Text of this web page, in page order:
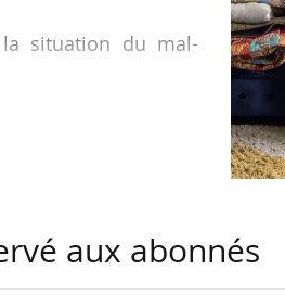
situation du mal-
de relogement
aux abonnés